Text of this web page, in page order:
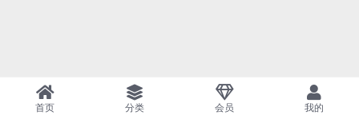
首页 分类 会员 我的